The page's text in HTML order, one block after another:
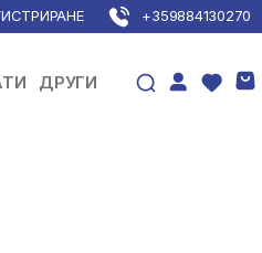
+359884130270
ДРУГИ